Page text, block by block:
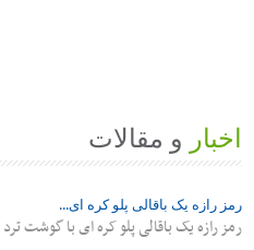
اخبار و مقالات
رمز رازه یک باقالی پلو کره ای...
رمز رازه یک باقالی پلو کره ای با گوشت